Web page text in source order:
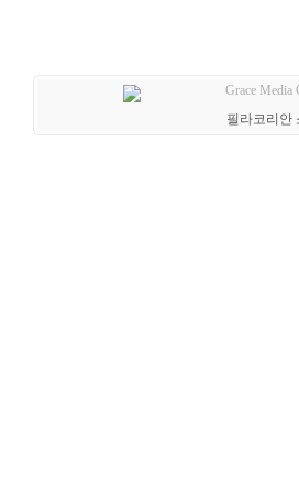
Grace Media
필라코리안